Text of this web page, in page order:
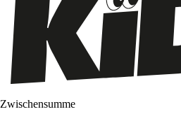
Zwischensumme